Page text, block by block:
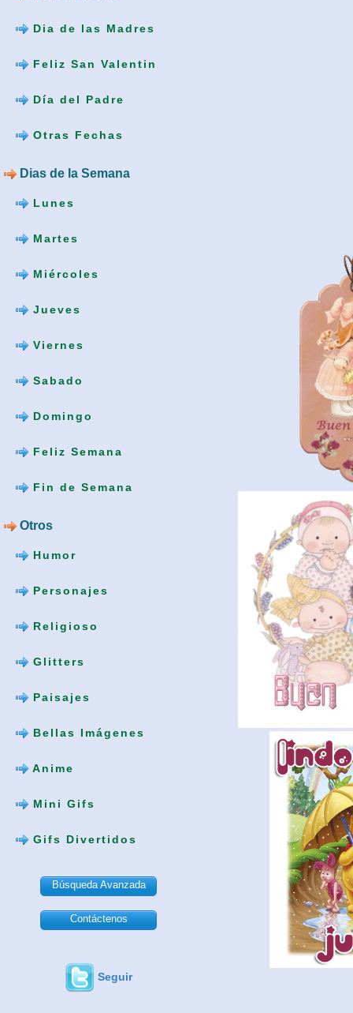
Dia de las Madres
Feliz San Valentin
Día del Padre
Otras Fechas
Dias de la Semana
Lunes
Martes
Miércoles
Jueves
Viernes
Sabado
Domingo
Feliz Semana
Fin de Semana
Otros
Humor
Personajes
Religioso
Glitters
Paisajes
Bellas Imágenes
Anime
Mini Gifs
Gifs Divertidos
Búsqueda Avanzada
Contáctenos
Seguir